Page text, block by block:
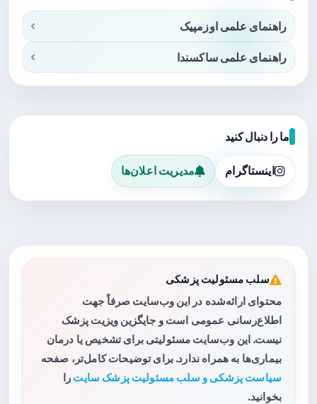
راهنمای علمی اوزمپیک
راهنمای علمی ساکسندا
ما را دنبال کنید
اینستاگرام مدیریت اعلان‌ها
سلب مسئولیت پزشکی
محتوای ارائه‌شده در این وب‌سایت صرفاً جهت
اطلاع‌رسانی عمومی است و جایگزین ویزیت پزشک
نیست. این وب‌سایت مسئولیتی برای تشخیص یا درمان
بیماری‌ها به همراه ندارد. برای توضیحات کامل‌تر، صفحه
سیاست پزشکی و سلب مسئولیت پزشک سایت را
بخوانید.